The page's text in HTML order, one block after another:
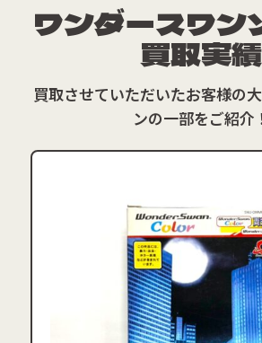
ワンダースワン
買取実績
買取させていただいたお客様の
ンの一部をご紹介